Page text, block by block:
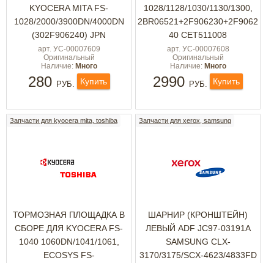
KYOCERA MITA FS-
1028/2000/3900DN/4000DN
(302F906240) JPN
арт. УС-00007609
Оригинальный
Наличие: Много
280 РУБ. Купить
1028/1128/1030/1130/1300,
2BR06521+2F906230+2F9062
40 CET511008
арт. УС-00007608
Оригинальный
Наличие: Много
2990 РУБ. Купить
Запчасти для kyocera mita, toshiba
ТОРМОЗНАЯ ПЛОЩАДКА В
СБОРЕ ДЛЯ KYOCERA FS-
1040 1060DN/1041/1061,
ECOSYS FS-
Запчасти для xerox, samsung
ШАРНИР (КРОНШТЕЙН)
ЛЕВЫЙ ADF JC97-03191A
SAMSUNG CLX-
3170/3175/SCX-4623/4833FD